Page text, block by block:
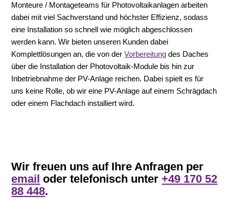
Monteure / Montageteams für Photovoltaikanlagen arbeiten
dabei mit viel Sachverstand und höchster Effizienz, sodass
eine Installation so schnell wie möglich abgeschlossen
werden kann. Wir bieten unseren Kunden dabei
Komplettlösungen an, die von derVorbereitung des Daches
über die Installation der Photovoltaik-Module bis hin zur
Inbetriebnahme der PV-Anlage reichen. Dabei spielt es für
uns keine Rolle, ob wir eine PV-Anlage auf einem Schrägdach
oder einem Flachdach installiert wird.
Wir freuen uns auf Ihre Anfragen per
email oder telefonisch unter +49 170 52
88 448.